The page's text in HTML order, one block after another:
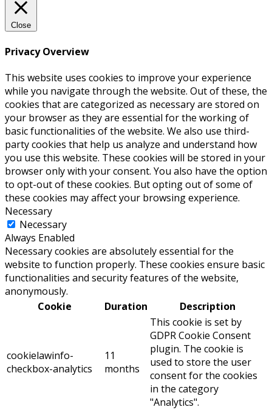
Close
Privacy Overview
This website uses cookies to improve your experience
while you navigate through the website. Out of these, the
cookies that are categorized as necessary are stored on
your browser as they are essential for the working of
basic functionalities of the website. We also use third-
party cookies that help us analyze and understand how
you use this website. These cookies will be stored in your
browser only with your consent. You also have the option
to opt-out of these cookies. But opting out of some of
these cookies may affect your browsing experience.
Necessary
Necessary
Always Enabled
Necessary cookies are absolutely essential for the
website to function properly. These cookies ensure basic
functionalities and security features of the website,
anonymously.
Cookie
Duration Description
cookielawinfo-
checkbox-analytics
11
months
This cookie is set by
GDPR Cookie Consent
plugin. The cookie is
used to store the user
consent for the cookies
in the category
"Analytics".